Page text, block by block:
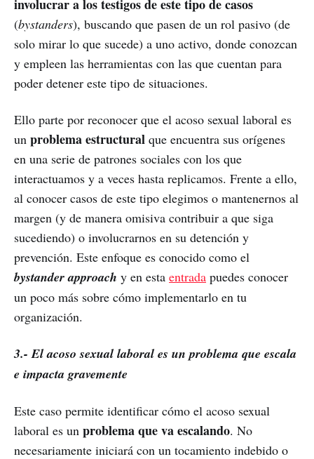
involucrar a los testigos de este tipo de casos
(bystanders), buscando que pasen de un rol pasivo (de
solo mirar lo que sucede) a uno activo, donde conozcan
y empleen las herramientas con las que cuentan para
poder detener este tipo de situaciones.
Ello parte por reconocer que el acoso sexual laboral es
un problema estructural que encuentra sus orígenes
en una serie de patrones sociales con los que
interactuamos y a veces hasta replicamos. Frente a ello,
al conocer casos de este tipo elegimos o mantenernos al
margen (y de manera omisiva contribuir a que siga
sucediendo) o involucrarnos en su detención y
prevención. Este enfoque es conocido como el
bystander approach y en esta entrada puedes conocer
un poco más sobre cómo implementarlo en tu
organización.
3.- El acoso sexual laboral es un problema que escala
e impacta gravemente
Este caso permite identificar cómo el acoso sexual
laboral es un problema que va escalando. No
necesariamente iniciará con un tocamiento indebido o